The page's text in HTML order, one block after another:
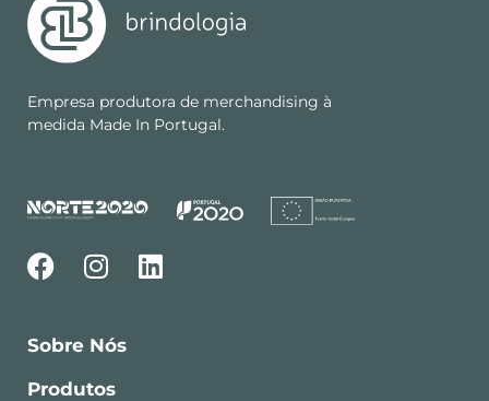
Empresa produtora de merchandising à
medida Made In Portugal.
Sobre Nós
Produtos